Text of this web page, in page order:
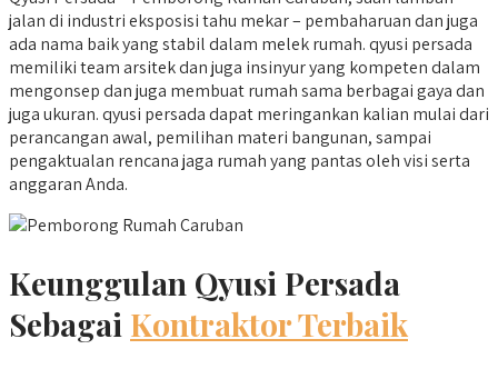
jalan di industri eksposisi tahu mekar – pembaharuan dan juga
ada nama baik yang stabil dalam melek rumah. qyusi persada
memiliki team arsitek dan juga insinyur yang kompeten dalam
mengonsep dan juga membuat rumah sama berbagai gaya dan
juga ukuran. qyusi persada dapat meringankan kalian mulai dari
perancangan awal, pemilihan materi bangunan, sampai
pengaktualan rencana jaga rumah yang pantas oleh visi serta
anggaran Anda.
Keunggulan Qyusi Persada
Sebagai Kontraktor Terbaik